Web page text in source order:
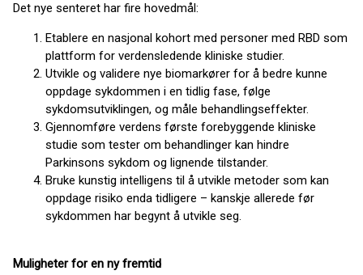
Det nye senteret har fire hovedmål:
Etablere en nasjonal kohort med personer med RBD som
plattform for verdensledende kliniske studier.
Utvikle og validere nye biomarkører for å bedre kunne
oppdage sykdommen i en tidlig fase, følge
sykdomsutviklingen, og måle behandlingseffekter.
Gjennomføre verdens første forebyggende kliniske
studie som tester om behandlinger kan hindre
Parkinsons sykdom og lignende tilstander.
Bruke kunstig intelligens til å utvikle metoder som kan
oppdage risiko enda tidligere – kanskje allerede før
sykdommen har begynt å utvikle seg.
Muligheter for en ny fremtid